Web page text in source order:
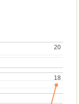
18
18
20
20